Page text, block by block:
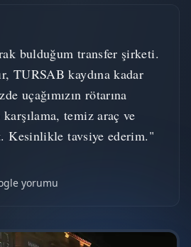
bulduğum transfer şirketi.
TURSAB kaydına kadar
uçağımızın rötarına
karşılama, temiz araç ve
Kesinlikle tavsiye ederim."
yorumu